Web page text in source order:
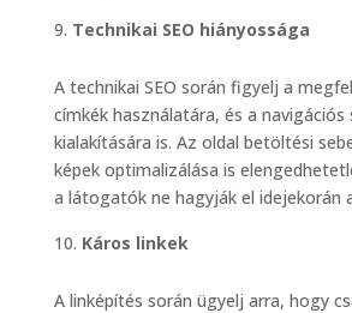
Technikai SEO hiányossága
A technikai SEO során figyelj a
címkék használatára, és a
kialakítására is. Az oldal betöltési
képek optimalizálása is
a látogatók ne hagyják el idejekorán
Káros linkek
A linképítés során ügyelj arra, hogy